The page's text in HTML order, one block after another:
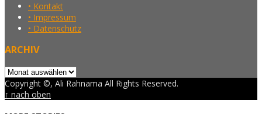
• Kontakt
• Impressum
• Datenschutz
ARCHIV
Archiv
Copyright ©, Ali Rahnama All Rights Reserved.
↑ nach oben